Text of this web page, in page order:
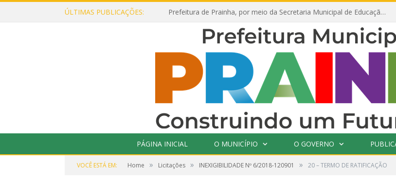
ÚLTIMAS PUBLICAÇÕES: Prefeitura de Prainha, por meio da Secretaria Municipal de Educação, abre 354 vagas na área da Educação para 2025 com processo seletivo simplificado
PÁGINA INICIAL O MUNICÍPIO O GOVERNO
VOCÊ ESTÁ EM: Home » Licitações » INEXIGIBILIDADE Nº 6/2018-120901 » 20 – TERMO DE RATIFICAÇÃO